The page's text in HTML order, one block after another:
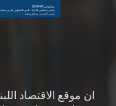
ان موقع الاقتصاد